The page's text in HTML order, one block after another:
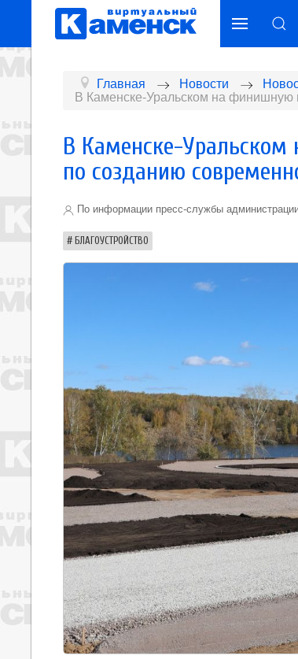
Главная Новости
В Каменске-Уральском на
В Каменске-
по созданию
По информации пресс-службы
БЛАГОУСТРОЙСТВО